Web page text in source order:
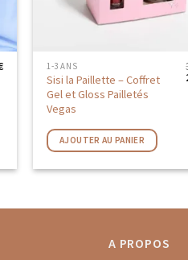
1-3 ANS
Sisi la Paillette – Coffret
Gel et Gloss Pailletés
Vegas
AJOUTER AU PANIER
A PROPOS